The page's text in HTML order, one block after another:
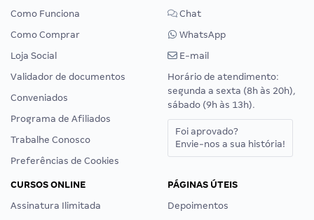
Como Funciona
Como Comprar
Loja Social
Validador de documentos
Conveniados
Programa de Afiliados
Trabalhe Conosco
Preferências de Cookies
Chat
WhatsApp
E-mail
Horário de atendimento:
segunda a sexta (8h às 20h),
sábado (9h às 13h).
Foi aprovado?
Envie-nos a sua história!
CURSOS ONLINE
Assinatura Ilimitada
PÁGINAS ÚTEIS
Depoimentos